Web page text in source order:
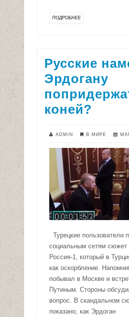
ПОДРОБНЕЕ
Русские
Эрдогану
коней?
ADMIN В МИРЕ
Турецкие пользователи
социальным сетям сюжет
Россия-1, который в
как оскорбление.
побывал в Москве и
Путиным. Стороны
вопрос. В скандальном
показано, как Эрдоган